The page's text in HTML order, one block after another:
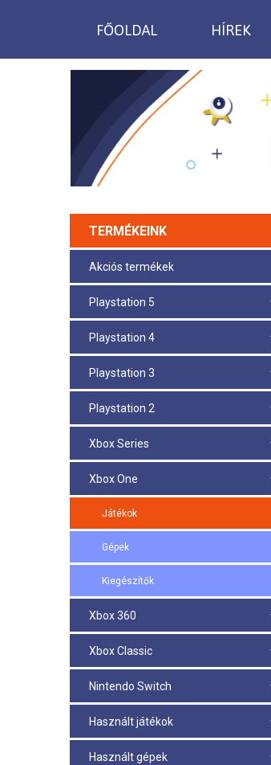
FŐOLDAL HÍREK
TERMÉKEINK
Akciós termékek
Playstation 5
Playstation 4
Playstation 3
Playstation 2
Xbox Series
Xbox One
Játékok
Gépek
Kiegészítők
Xbox 360
Xbox Classic
Nintendo Switch
Használt játékok
Használt gépek